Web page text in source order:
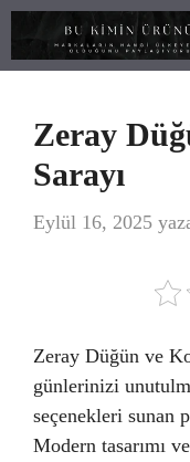
İçeriğe
Zeray
Sarayı
Eylül 16, 2025
Zeray Düğün ve
günlerinizi
seçenekleri sunan
Modern tasarımı